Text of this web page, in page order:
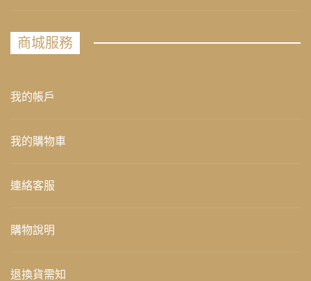
商城服務
我的帳戶
我的購物車
連絡客服
購物說明
退換貨需知